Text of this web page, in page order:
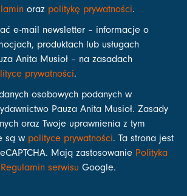
oraz politykę prywatności.
e-mail newsletter – informacje o
produktach lub usługach
Anita Musioł – na zasadach
prywatności.
osobowych podanych w
Pauza Anita Musioł. Zasady
oraz Twoje uprawnienia z tym
są w polityce prywatności. Ta strona jest
Mają zastosowanie Polityka
Regulamin serwisu Google.